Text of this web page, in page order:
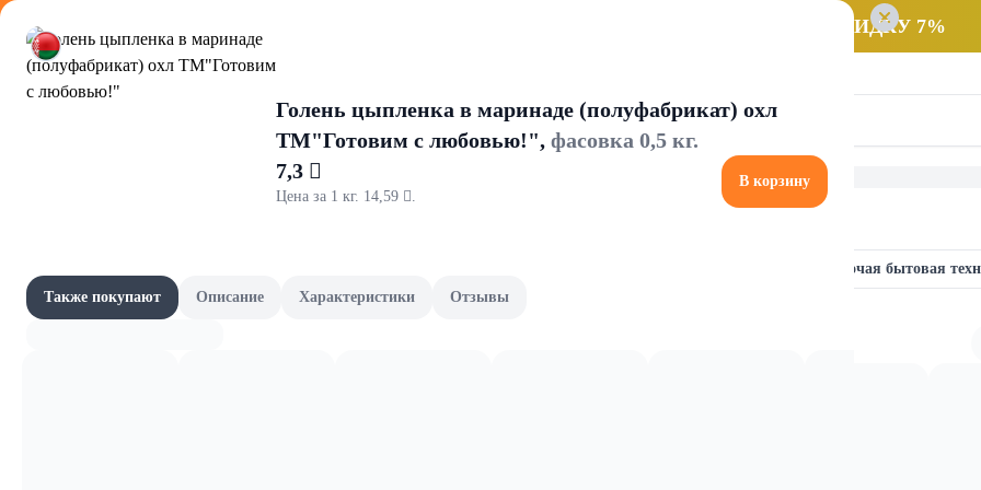
Оформляйте заказ НА САМОВЫВОЗ и получайте СКИДКУ 7%
Товары-партнёры
Прочая бытовая
Голень цыпленка в маринаде (полуфабрикат) охл
ТМ"Готовим с любовью!", фасовка 0,5 кг.
7,3 
Цена за 1 кг. 14,59 .
В корзину
Также покупают Описание Характеристики Отзывы